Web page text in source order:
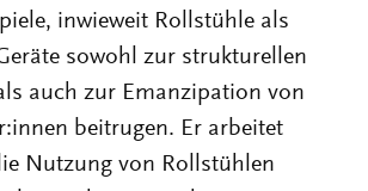
inwieweit Rollstühle als
sowohl zur strukturellen
auch zur Emanzipation von
beitrugen. Er arbeitet
Nutzung von Rollstühlen